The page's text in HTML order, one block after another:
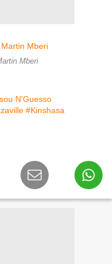
Mberi
N'Guesso
#Kinshasa